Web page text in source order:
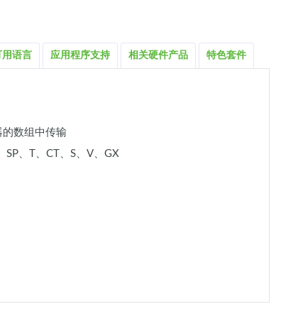
用语言 应用程序支持 相关硬件产品 特色套件
数组中传输
SP、T、CT、S、V、GX